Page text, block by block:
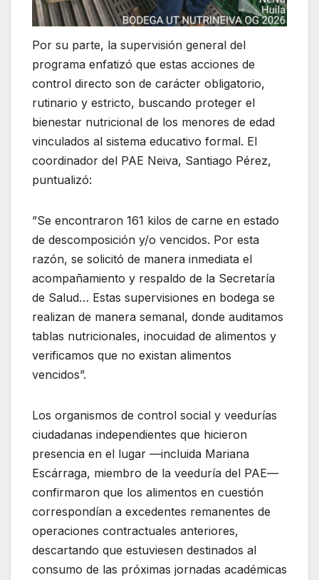
Por su parte, la supervisión general del
programa enfatizó que estas acciones de
control directo son de carácter obligatorio,
rutinario y estricto, buscando proteger el
bienestar nutricional de los menores de edad
vinculados al sistema educativo formal. El
coordinador del PAE Neiva, Santiago Pérez,
puntualizó:
”Se encontraron 161 kilos de carne en estado
de descomposición y/o vencidos. Por esta
razón, se solicitó de manera inmediata el
acompañamiento y respaldo de la Secretaría
de Salud… Estas supervisiones en bodega se
realizan de manera semanal, donde auditamos
tablas nutricionales, inocuidad de alimentos y
verificamos que no existan alimentos
vencidos”.
Los organismos de control social y veedurías
ciudadanas independientes que hicieron
presencia en el lugar —incluida Mariana
Escárraga, miembro de la veeduría del PAE—
confirmaron que los alimentos en cuestión
correspondían a excedentes remanentes de
operaciones contractuales anteriores,
descartando que estuviesen destinados al
consumo de las próximas jornadas académicas